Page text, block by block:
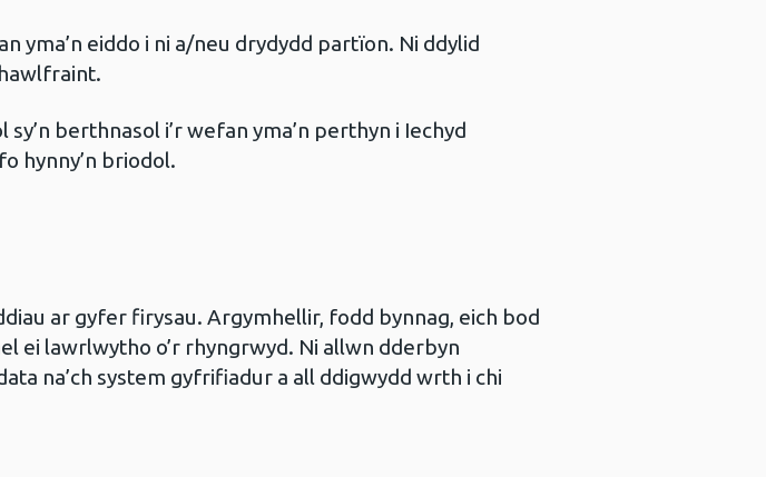
yma’n eiddo i ni a/neu drydydd partïon. Ni ddylid
berthnasol i’r wefan yma’n perthyn i Iechyd
hynny’n briodol.
ar gyfer firysau. Argymhellir, fodd bynnag, eich bod
ei lawrlwytho o’r rhyngrwyd. Ni allwn dderbyn
na’ch system gyfrifiadur a all ddigwydd wrth i chi